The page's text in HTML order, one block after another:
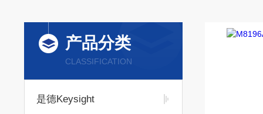
产品分类
CLASSIFICATION
是德Keysight